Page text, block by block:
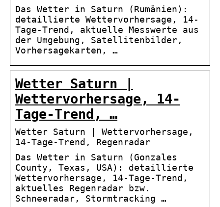
Das Wetter in Saturn (Rumänien):
detaillierte Wettervorhersage, 14-
Tage-Trend, aktuelle Messwerte aus
der Umgebung, Satellitenbilder,
Vorhersagekarten, …
Wetter Saturn |
Wettervorhersage, 14-
Tage-Trend, …
Wetter Saturn | Wettervorhersage,
14-Tage-Trend, Regenradar
Das Wetter in Saturn (Gonzales
County, Texas, USA): detaillierte
Wettervorhersage, 14-Tage-Trend,
aktuelles Regenradar bzw.
Schneeradar, Stormtracking …